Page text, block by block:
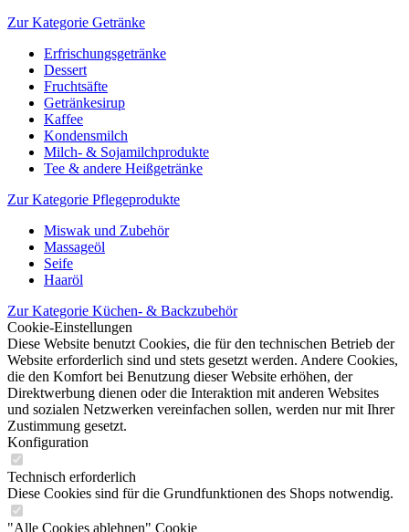
Zur Kategorie Getränke
Erfrischungsgetränke
Dessert
Fruchtsäfte
Getränkesirup
Kaffee
Kondensmilch
Milch- & Sojamilchprodukte
Tee & andere Heißgetränke
Zur Kategorie Pflegeprodukte
Miswak und Zubehör
Massageöl
Seife
Haaröl
Zur Kategorie Küchen- & Backzubehör
Cookie-Einstellungen
Diese Website benutzt Cookies, die für den technischen Betrieb der
Website erforderlich sind und stets gesetzt werden. Andere Cookies,
die den Komfort bei Benutzung dieser Website erhöhen, der
Direktwerbung dienen oder die Interaktion mit anderen Websites
und sozialen Netzwerken vereinfachen sollen, werden nur mit Ihrer
Zustimmung gesetzt.
Konfiguration
Technisch erforderlich
Diese Cookies sind für die Grundfunktionen des Shops notwendig.
"Alle Cookies ablehnen" Cookie